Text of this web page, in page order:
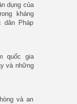
dụng của
kháng
dân Pháp
quốc gia
và những
và an